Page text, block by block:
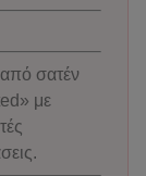
σατέν
με